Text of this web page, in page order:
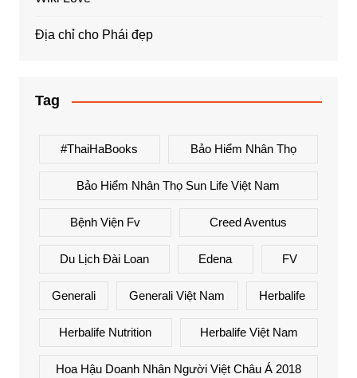
Địa chỉ cho Phái đẹp
Tag
#ThaiHaBooks Bảo Hiểm Nhân Thọ
Bảo Hiểm Nhân Thọ Sun Life Việt Nam
Bệnh Viện Fv Creed Aventus
Du Lịch Đài Loan Edena FV
Generali Generali Việt Nam Herbalife
Herbalife Nutrition Herbalife Việt Nam
Hoa Hậu Doanh Nhân Người Việt Châu Á 2018